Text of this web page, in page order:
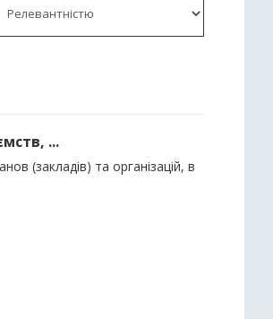
...
(закладів) та організацій, в